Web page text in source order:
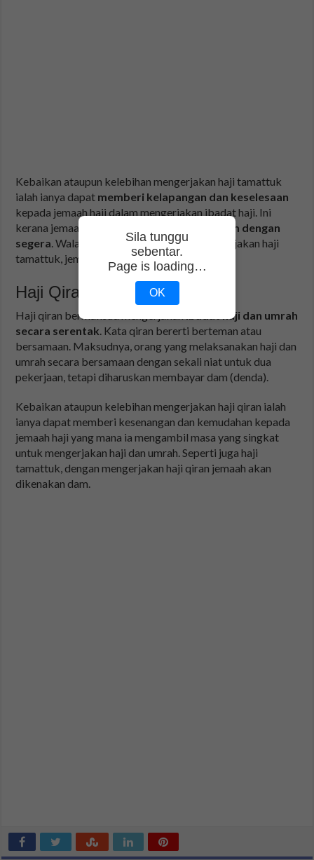
Kebaikan ataupun kelebihan mengerjakan haji tamattuk
ialah ianya dapat memberi kelapangan dan keselesaan
kepada jemaah haji dalam mengerjakan ibadat haji. Ini
kerana jemaah haji boleh
meninggalkan ihram dengan
segera . Walaubagaimanapun, dengan mengerjakan haji
tamattuk, jemaah akan
dikenakan dam
Haji Qiran
Haji qiran bermaksud mengerjakan
ibadat haji dan umrah
secara serentak . Kata qiran bererti berteman atau
bersamaan. Maksudnya, orang yang melaksanakan haji dan
umrah secara bersamaan dengan sekali niat untuk dua
pekerjaan, tetapi diharuskan membayar dam (denda).
Kebaikan ataupun kelebihan mengerjakan haji qiran ialah
ianya dapat memberi kesenangan dan kemudahan kepada
jemaah haji yang mana ia mengambil masa yang singkat
untuk mengerjakan haji dan umrah. Seperti juga haji
tamattuk, dengan mengerjakan haji qiran jemaah akan
dikenakan dam.
Sila tunggu
sebentar.
Page is loading…
OK